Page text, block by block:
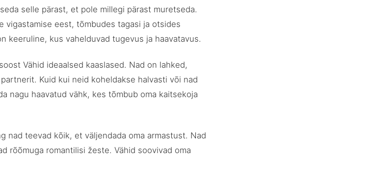
selle pärast, et pole millegi pärast muretseda.
vigastamise eest, tõmbudes tagasi ja otsides
keeruline, kus vahelduvad tugevus ja haavatavus.
Vähid ideaalsed kaaslased. Nad on lahked,
Kuid kui neid koheldakse halvasti või nad
nagu haavatud vähk, kes tõmbub oma kaitsekoja
nad teevad kõik, et väljendada oma armastust. Nad
rõõmuga romantilisi žeste. Vähid soovivad oma